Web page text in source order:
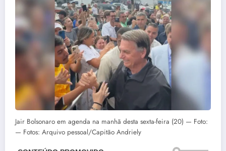
Jair Bolsonaro em agenda na manhã desta sexta-feira (20) — Foto:
— Fotos: Arquivo pessoal/Capitão Andriely